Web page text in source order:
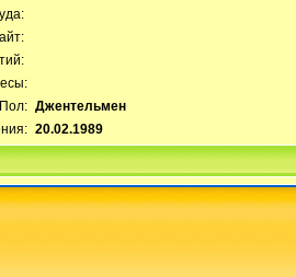
Пол: Джентельмен
20.02.1989